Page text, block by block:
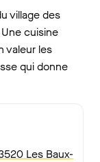
village des
cuisine
valeur les
qui donne
Les Baux-